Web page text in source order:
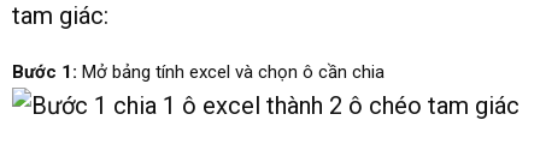
tam giác:
Bước 1: Mở bảng tính excel và chọn ô cần chia